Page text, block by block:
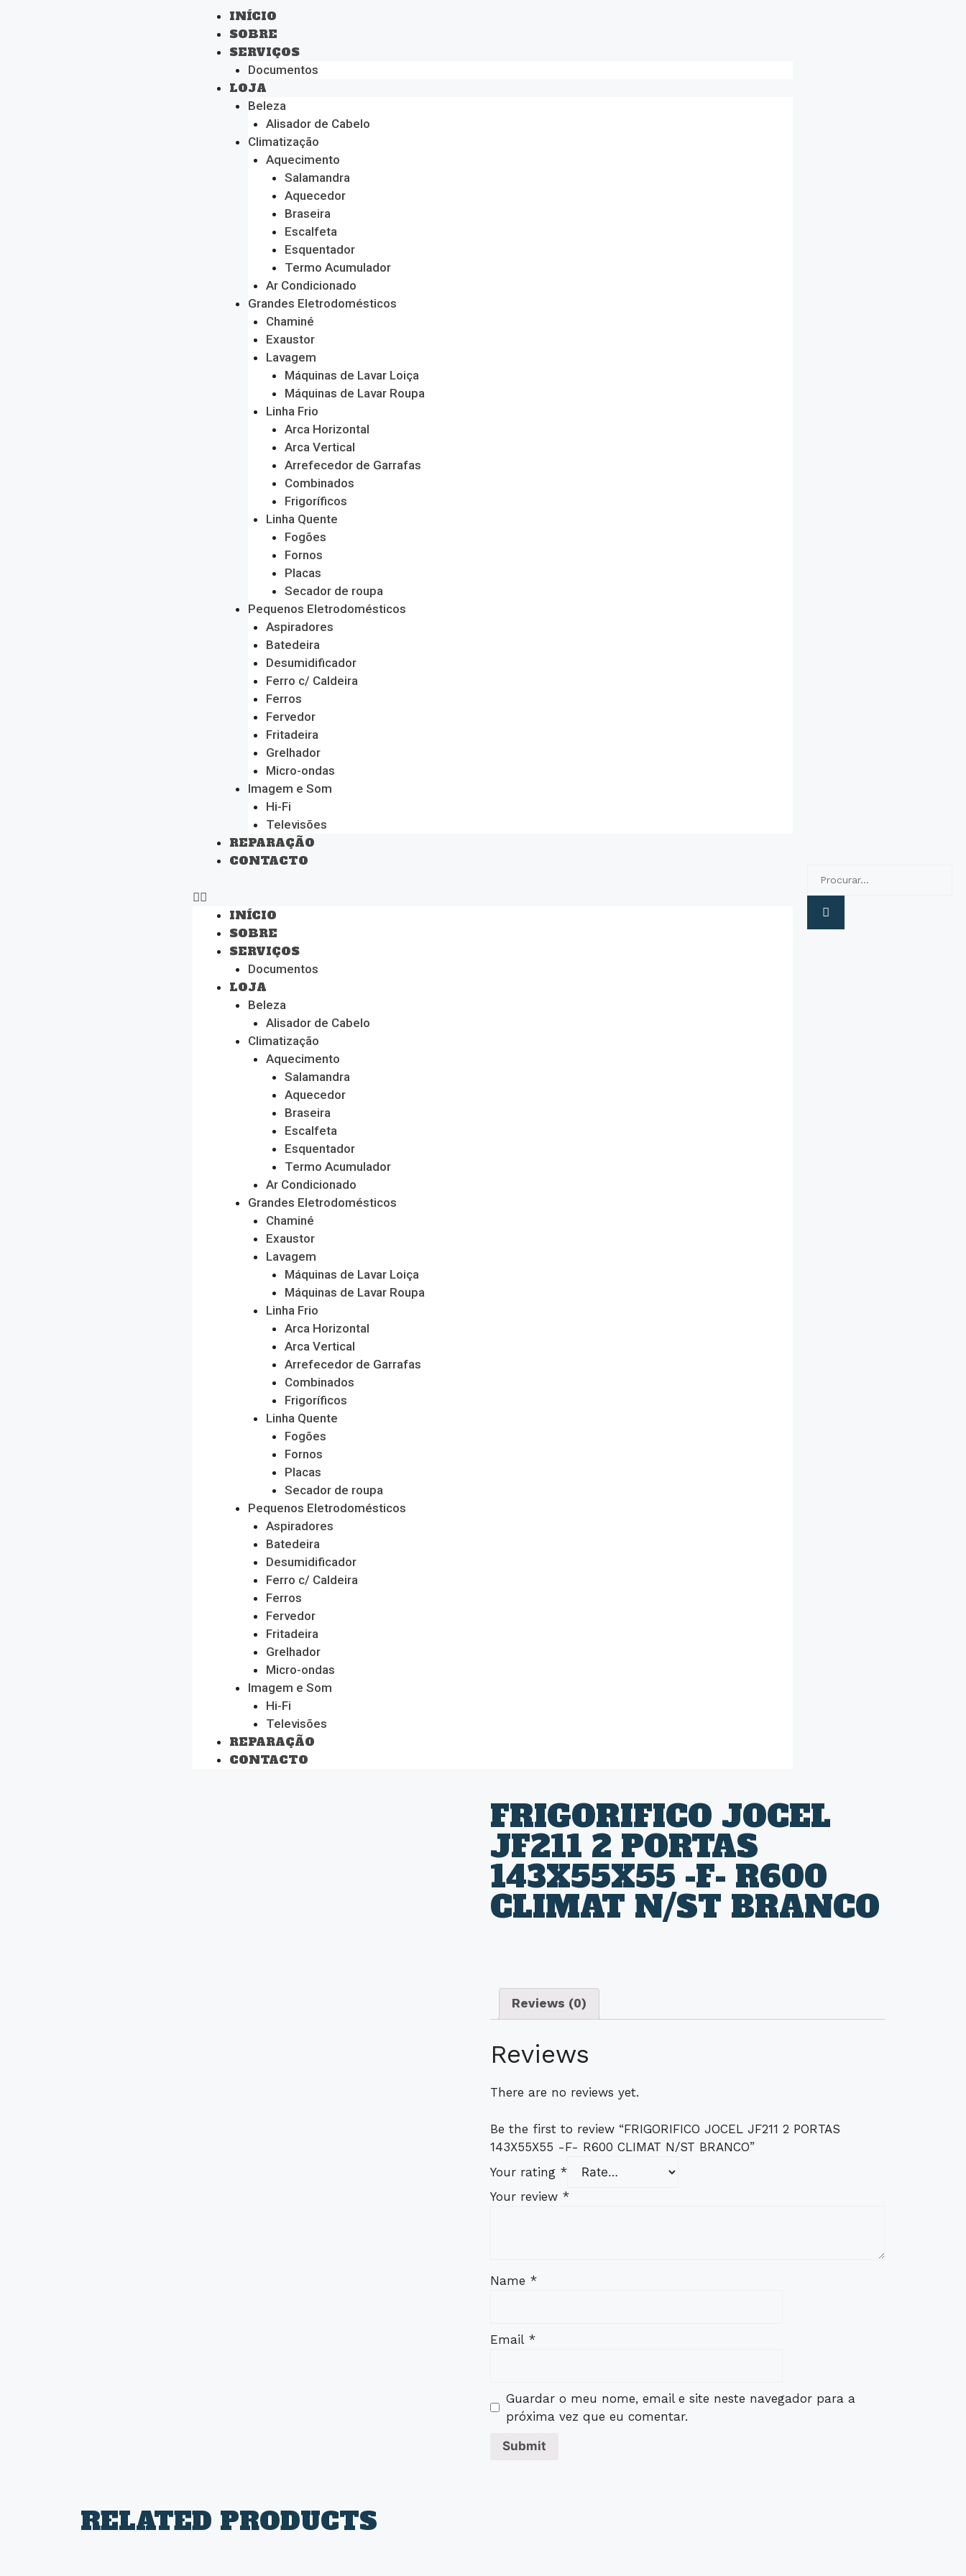
INÍCIO
SOBRE
SERVIÇOS
Documentos
LOJA
Beleza
Alisador de Cabelo
Climatização
Aquecimento
Salamandra
Aquecedor
Braseira
Escalfeta
Esquentador
Termo Acumulador
Ar Condicionado
Grandes Eletrodomésticos
Chaminé
Exaustor
Lavagem
Máquinas de Lavar Loiça
Máquinas de Lavar Roupa
Linha Frio
Arca Horizontal
Arca Vertical
Arrefecedor de Garrafas
Combinados
Frigoríficos
Linha Quente
Fogões
Fornos
Placas
Secador de roupa
Pequenos Eletrodomésticos
Aspiradores
Batedeira
Desumidificador
Ferro c/ Caldeira
Ferros
Fervedor
Fritadeira
Grelhador
Micro-ondas
Imagem e Som
Hi-Fi
Televisões
REPARAÇÃO
CONTACTO
INÍCIO
SOBRE
SERVIÇOS
Documentos
LOJA
Beleza
Alisador de Cabelo
Climatização
Aquecimento
Salamandra
Aquecedor
Braseira
Escalfeta
Esquentador
Termo Acumulador
Ar Condicionado
Grandes Eletrodomésticos
Chaminé
Exaustor
Lavagem
Máquinas de Lavar Loiça
Máquinas de Lavar Roupa
Linha Frio
Arca Horizontal
Arca Vertical
Arrefecedor de Garrafas
Combinados
Frigoríficos
Linha Quente
Fogões
Fornos
Placas
Secador de roupa
Pequenos Eletrodomésticos
Aspiradores
Batedeira
Desumidificador
Ferro c/ Caldeira
Ferros
Fervedor
Fritadeira
Grelhador
Micro-ondas
Imagem e Som
Hi-Fi
Televisões
REPARAÇÃO
CONTACTO
FRIGORIFICO JOCEL
JF211 2 PORTAS
143X55X55 -F- R600
CLIMAT N/ST BRANCO
Reviews (0)
Reviews
There are no reviews yet.
Be the first to review “FRIGORIFICO JOCEL JF211 2 PORTAS
143X55X55 -F- R600 CLIMAT N/ST BRANCO”
Your rating *
Your review *
Name *
Email *
Guardar o meu nome, email e site neste navegador para a
próxima vez que eu comentar.
RELATED PRODUCTS